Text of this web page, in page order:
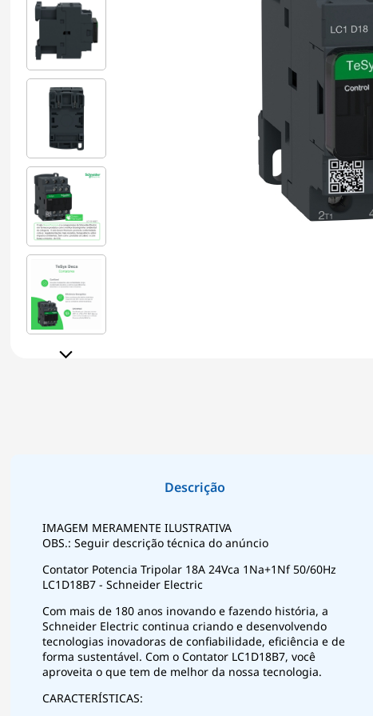
IMAGEM MERAMENTE ILUSTRATIVA
OBS.: Seguir descrição técnica do anúncio
Contator Potencia Tripolar 18A 24Vca 1Na+1Nf 50/60Hz
LC1D18B7 - Schneider Electric
Com mais de 180 anos inovando e fazendo história, a
Schneider Electric continua criando e desenvolvendo
tecnologias inovadoras de confiabilidade, eficiência e de
forma sustentável. Com o Contator LC1D18B7, você
aproveita o que tem de melhor da nossa tecnologia.
CARACTERÍSTICAS: